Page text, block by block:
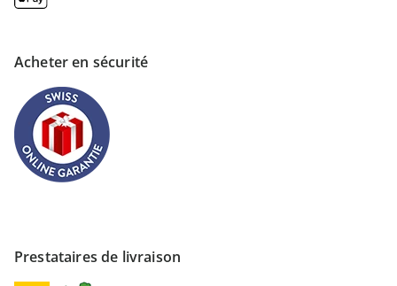
Acheter en sécurité
Prestataires de livraison